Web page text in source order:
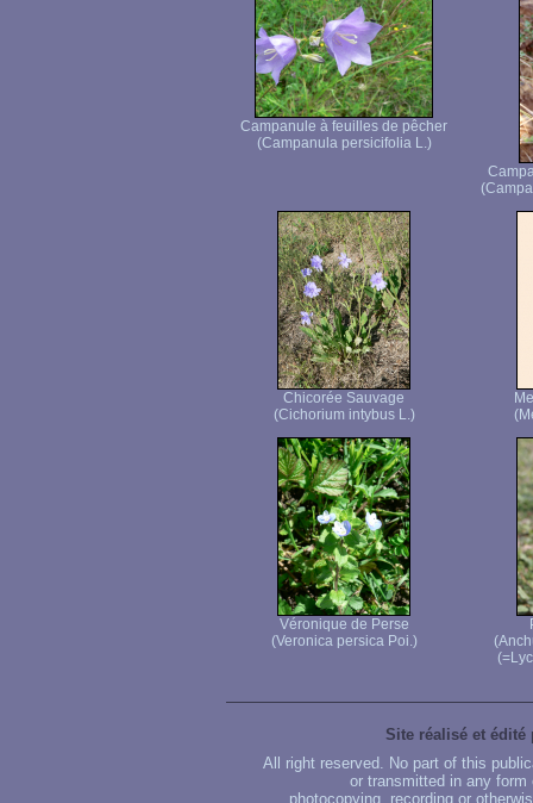
Campanule à feuilles de pêcher
(Campanula persicifolia L.)
Chicorée Sauvage
(Cichorium intybus L.)
Véronique de Perse
(Veronica persica Poi.)
Site réalisé et édité
All right reserved. No part of this
or transmitted in any
photocopying, recording or